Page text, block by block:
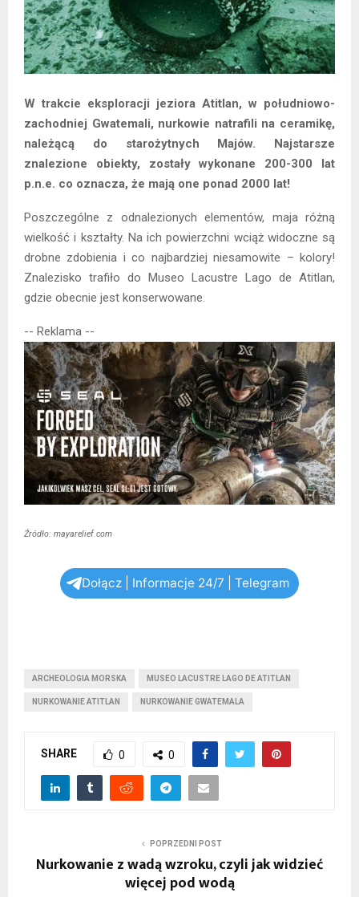
W trakcie eksploracji jeziora Atitlan, w południowo-
zachodniej Gwatemali, nurkowie natrafili na ceramikę,
należącą do starożytnych Majów. Najstarsze
znalezione obiekty, zostały wykonane 200-300 lat
p.n.e. co oznacza, że mają one ponad 2000 lat!
Poszczególne z odnalezionych elementów, maja różną
wielkość i kształty. Na ich powierzchni wciąż widoczne są
drobne zdobienia i co najbardziej niesamowite – kolory!
Znalezisko trafiło do Museo Lacustre Lago de Atitlan,
gdzie obecnie jest konserwowane.
-- Reklama --
Źródło: mayarelief.com
Dołącz | Informacje 24/7 | Telegram
ARCHEOLOGIA MORSKA MUSEO LACUSTRE LAGO DE ATITLAN
NURKOWANIE ATITLAN NURKOWANIE GWATEMALA
SHARE 0 0
POPRZEDNI POST
Nurkowanie z wadą wzroku, czyli jak widzieć
więcej pod wodą